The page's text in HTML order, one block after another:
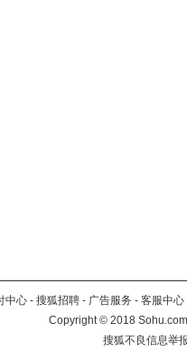
中心 - 搜狐招聘 - 广告服务 - 客服中心
Copyright©2018
搜狐不良信息举